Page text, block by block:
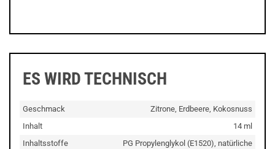
ES WIRD TECHNISCH
Geschmack
Zitrone, Erdbeere, Kokosnuss
Inhalt
14 ml
Inhaltsstoffe
PG Propylenglykol (E1520), natürliche